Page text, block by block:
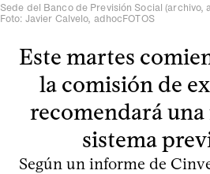
Sede del Banco de Previsión Social (archivo,
Foto: Javier Calvelo, adhocFOTOS
Este martes
la comisión de
recomendará
sistema
Según un informe de